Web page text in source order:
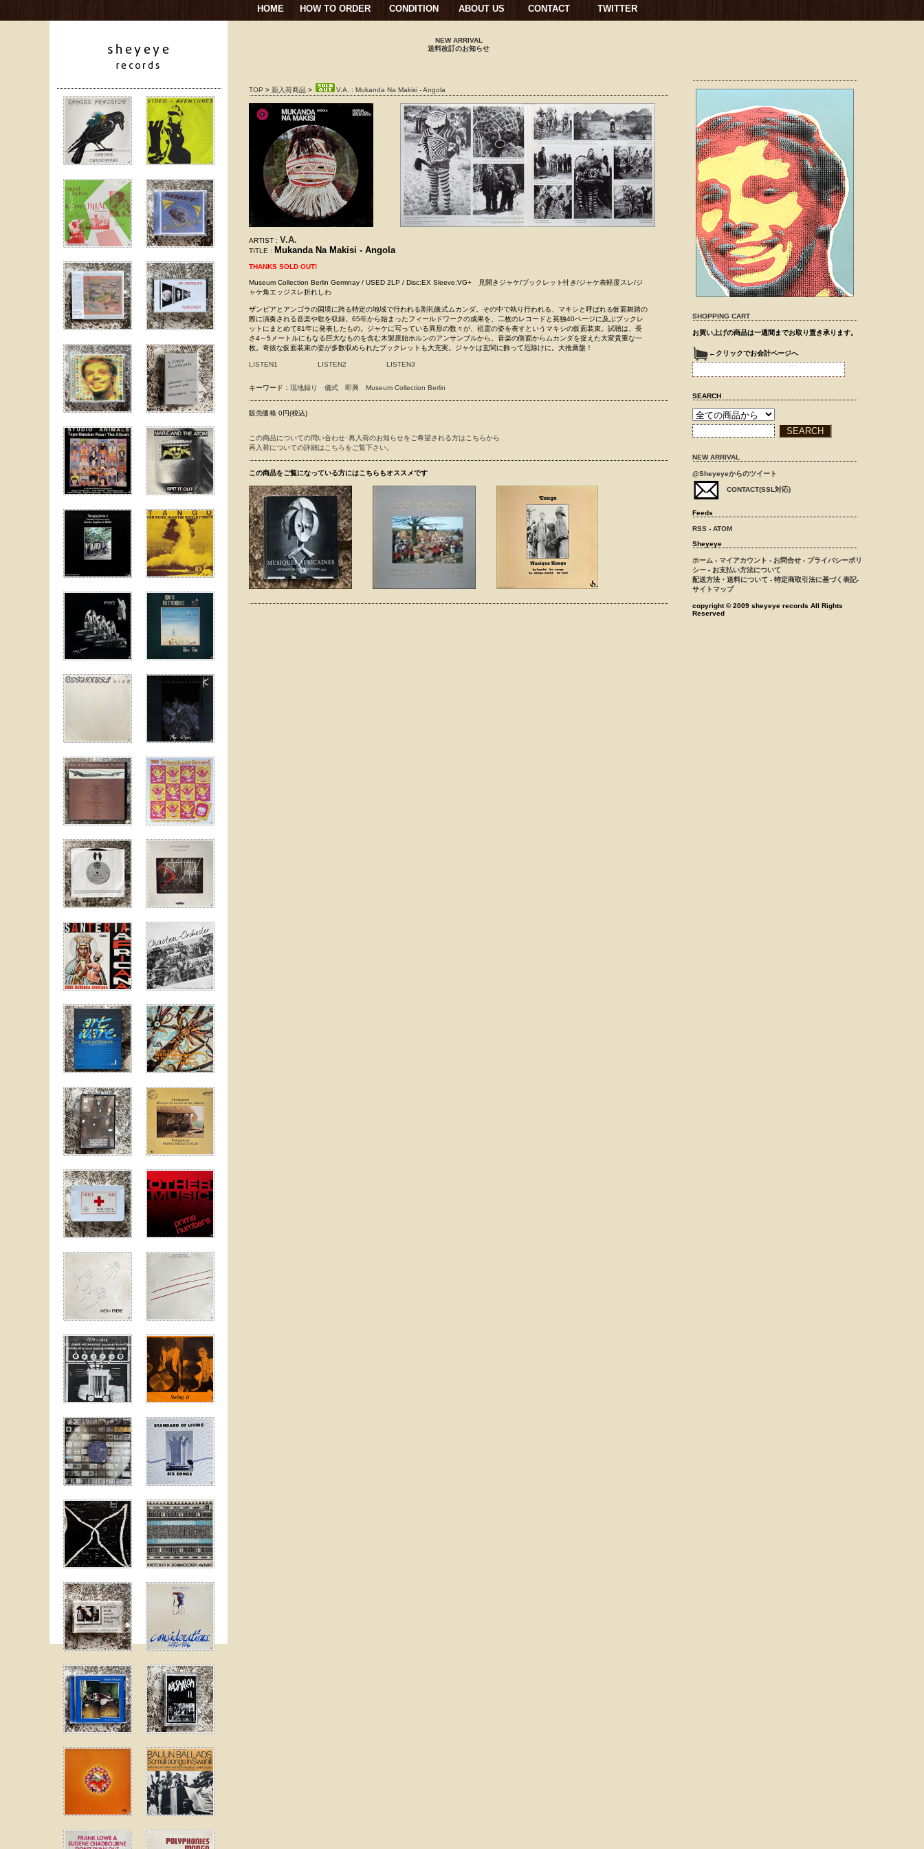
HOME HOW TO ORDER CONDITION ABOUT US CONTACT TWITTER
NEW ARRIVAL
送料改訂のお知らせ
TOP > 新入荷商品 > V.A. : Mukanda Na Makisi - Angola
ARTIST : V.A.
TITLE : Mukanda Na Makisi - Angola
THANKS SOLD OUT!
Museum Collection Berlin Germnay / USED 2LP / Disc:EX Sleeve:VG+ 見開きジャケ/ブックレット付き/ジャケ表軽度スレ/ジ
ャケ角エッジスレ折れしわ
ザンビアとアンゴラの国境に跨る特定の地域で行われる割礼儀式ムカンダ。その中で執り行われる、マキシと呼ばれる仮面舞踏の
際に演奏される音楽や歌を収録。65年から始まったフィールドワークの成果を、二枚のレコードと英独40ページに及ぶブックレ
ットにまとめて81年に発表したもの。ジャケに写っている異形の数々が、祖霊の姿を表すというマキシの仮面装束。試聴は、長
さ4～5メートルにもなる巨大なものを含む木製原始ホルンのアンサンブルから。音楽の側面からムカンダを捉えた大変貴重な一
枚。奇抜な仮面装束の姿が多数収められたブックレットも大充実。ジャケは玄関に飾って厄除けに。大推薦盤！
LISTEN1 LISTEN2 LISTEN3
キーワード： 現地録り 儀式 即興 Museum Collection Berlin
販売価格 0円(税込)
この商品についての問い合わせ･再入荷のお知らせをご希望される方はこちらから
再入荷についての詳細はこちらをご覧下さい。
この商品をご覧になっている方にはこちらもオススメです
SHOPPING CART
お買い上げの商品は一週間までお取り置き承ります。
←クリックでお会計ページへ
SEARCH
NEW ARRIVAL
@Sheyeyeからのツイート
CONTACT(SSL対応)
Feeds
RSS - ATOM
Sheyeye
ホーム - マイアカウント - お問合せ - プライバシーポリ
シー - お支払い方法について
配送方法・送料について - 特定商取引法に基づく表記-
サイトマップ
copyright © 2009 sheyeye records All Rights
Reserved